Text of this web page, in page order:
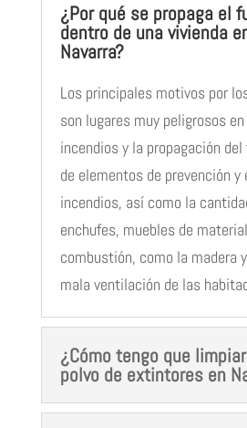
¿Por qué se propaga el
dentro de una vivienda
Navarra?
Los principales motivos por
son lugares muy peligrosos
incendios y la propagación
de elementos de prevención
incendios, así como la
enchufes, muebles de
combustión, como la madera
mala ventilación de las
¿Cómo tengo que
polvo de extintores en